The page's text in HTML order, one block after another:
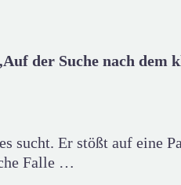
der Suche nach dem
sucht. Er stößt auf eine
Falle …